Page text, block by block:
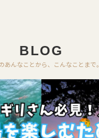
BLOG
あんなことから、こんなことまで。